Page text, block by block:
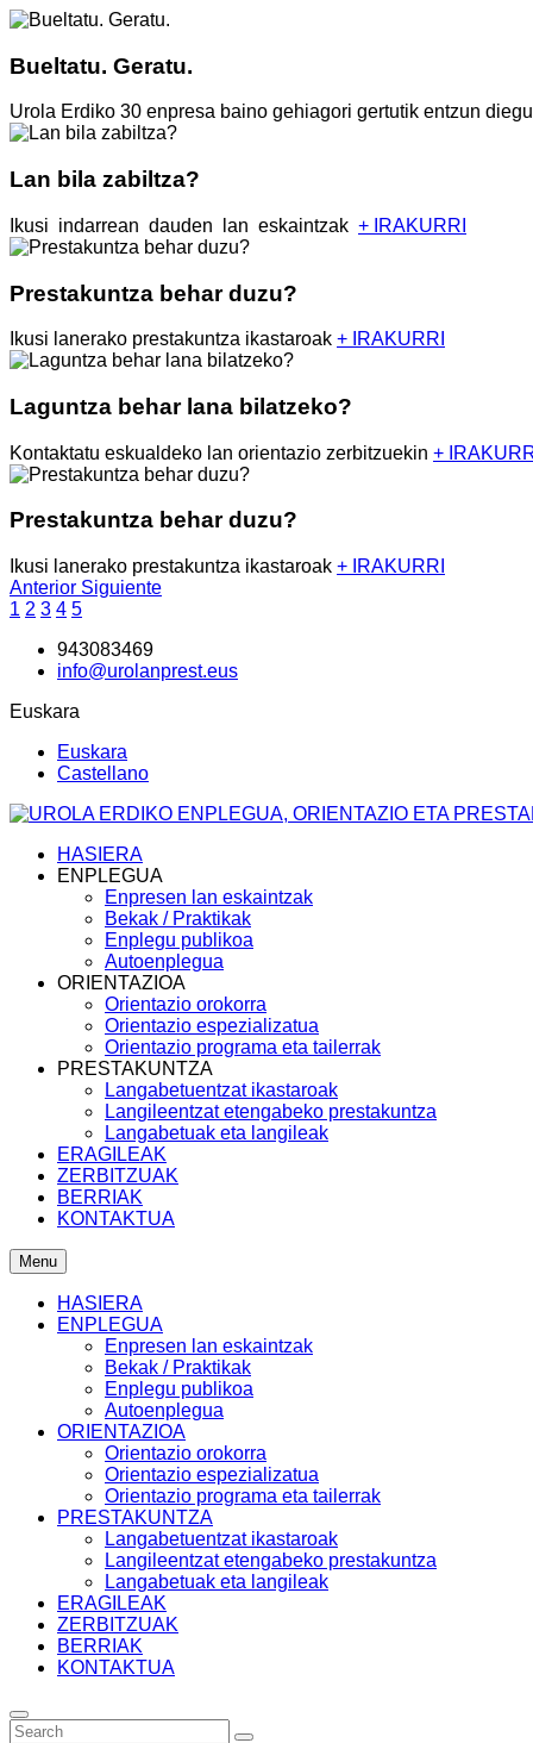
Bueltatu. Geratu.
Urola Erdiko 30 enpresa baino gehiagori gertutik entzun
Lan bila zabiltza?
Ikusi indarrean dauden lan eskaintzak + IRAKURRI
Prestakuntza beharduzu?
Ikusi lanerako prestakuntza ikastaroak + IRAKURRI
Laguntza behar lana bilatzeko?
Kontaktatu eskualdeko lan orientazio zerbitzuekin +
Prestakuntza beharduzu?
Ikusi lanerako prestakuntza ikastaroak + IRAKURRI
Anterior Siguiente
1 2 3 4 5
943083469
info@urolanprest.eus
Euskara
Euskara
Castellano
HASIERA
ENPLEGUA
Enpresen lan eskaintzak
Bekak / Praktikak
Enplegu publikoa
Autoenplegua
ORIENTAZIOA
Orientazio orokorra
Orientazio espezializatua
Orientazio programa eta tailerrak
PRESTAKUNTZA
Langabetuentzat ikastaroak
Langileentzat etengabeko prestakuntza
Langabetuak eta langileak
ERAGILEAK
ZERBITZUAK
BERRIAK
KONTAKTUA
Menu
HASIERA
ENPLEGUA
Enpresen lan eskaintzak
Bekak / Praktikak
Enplegu publikoa
Autoenplegua
ORIENTAZIOA
Orientazio orokorra
Orientazio espezializatua
Orientazio programa eta tailerrak
PRESTAKUNTZA
Langabetuentzat ikastaroak
Langileentzat etengabeko prestakuntza
Langabetuak eta langileak
ERAGILEAK
ZERBITZUAK
BERRIAK
KONTAKTUA